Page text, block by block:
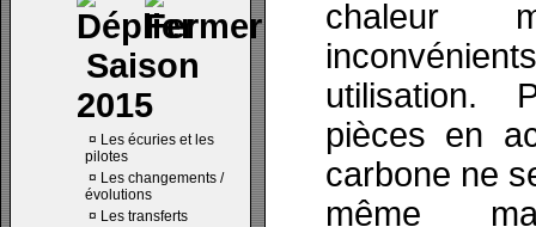
Saison
2015
¤ Les écuries et les
pilotes
¤ Les changements /
évolutions
¤ Les transferts
chaleur
utilisation.
pièces en
carbone ne
même